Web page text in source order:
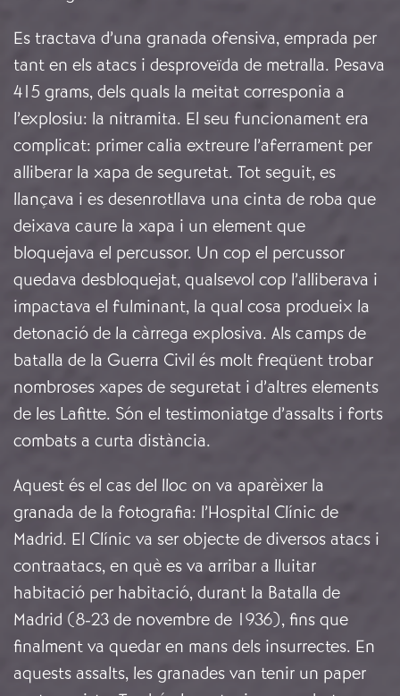
Es tractava d’una granada ofensiva, emprada per
tant en els atacs i desproveïda de metralla. Pesava
415 grams, dels quals la meitat corresponia a
l’explosiu: la nitramita. El seu funcionament era
complicat: primer calia extreure l’aferrament per
alliberar la xapa de seguretat. Tot seguit, es
llançava i es desenrotllava una cinta de roba que
deixava caure la xapa i un element que
bloquejava el percussor. Un cop el percussor
quedava desbloquejat, qualsevol cop l’alliberava i
impactava el fulminant, la qual cosa produeix la
detonació de la càrrega explosiva. Als camps de
batalla de la Guerra Civil és molt freqüent trobar
nombroses xapes de seguretat i d’altres elements
de les Lafitte. Són el testimoniatge d’assalts i forts
combats a curta distància.
Aquest és el cas del lloc on va aparèixer la
granada de la fotografia: l’Hospital Clínic de
Madrid. El Clínic va ser objecte de diversos atacs i
contraatacs, en què es va arribar a lluitar
habitació per habitació, durant la Batalla de
Madrid (8-23 de novembre de 1936), fins que
finalment va quedar en mans dels insurrectes. En
aquests assalts, les granades van tenir un paper